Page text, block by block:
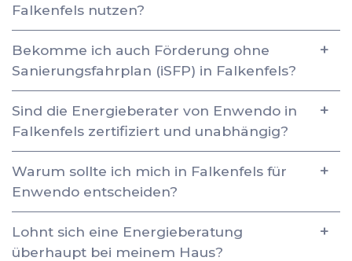
Falkenfels nutzen?
Bekomme ich auch Förderung ohne
Sanierungsfahrplan (iSFP) in Falkenfels?
Sind die Energieberater von Enwendo in
Falkenfels zertifiziert und unabhängig?
Warum sollte ich mich in Falkenfels für
Enwendo entscheiden?
Lohnt sich eine Energieberatung
überhaupt bei meinem Haus?